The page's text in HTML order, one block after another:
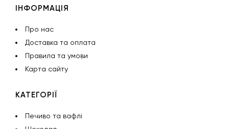
ІНФОРМАЦІЯ
Про нас
Доставка та оплата
Правила та умови
Карта сайту
КАТЕГОРІЇ
Печиво та вафлі